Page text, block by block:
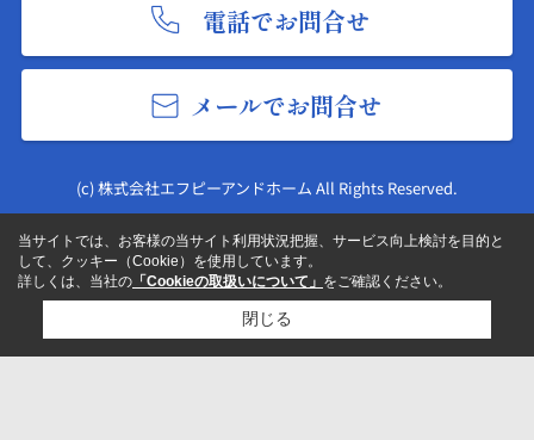
電話でお問合せ
メールでお問合せ
(c) 株式会社エフピーアンドホーム All Rights Reserved.
当サイトでは、お客様の当サイト利用状況把握、サービス向上検討を目的と
して、クッキー（Cookie）を使用しています。
詳しくは、当社の 「Cookieの取扱いについて」 をご確認ください。
閉じる